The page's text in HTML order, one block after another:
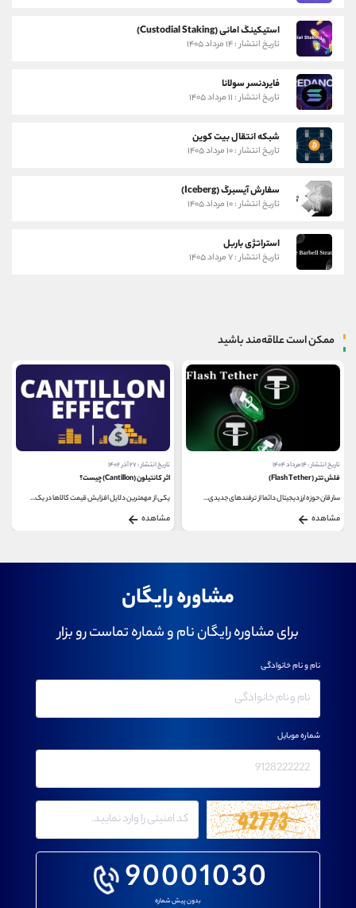
استیکینگ امانی (Custodial Staking)
تاریخ انتشار : ۱۴ مرداد ۱۴۰۵
فایردنسر سولانا
تاریخ انتشار : ۱۱ مرداد ۱۴۰۵
شبکه انتقال بیت کوین
تاریخ انتشار : ۱۰ مرداد ۱۴۰۵
سفارش آیسبرگ (Iceberg)
تاریخ انتشار : ۱۰ مرداد ۱۴۰۵
استراتژی باربل
تاریخ انتشار : ۷ مرداد ۱۴۰۵
ممکن است علاقه‌مند باشید
تاریخ انتشار : ۲۷ آذر ۱۴۰۲
اثر کانتیلون (Cantillon) چیست؟
یکی از مهمترین دلایل افزایش قیمت کالاها در یک...
مشاهده
تاریخ انتشار : ۳۱ تیر ۱۴۰۳
شبکه بیت کوین
مشاهده
مشاوره رایگان
برای مشاوره رایگان نام و شماره تماست رو بزار
90001030
بدون پیش شماره
نام و نام خانوادگی
شماره موبایل